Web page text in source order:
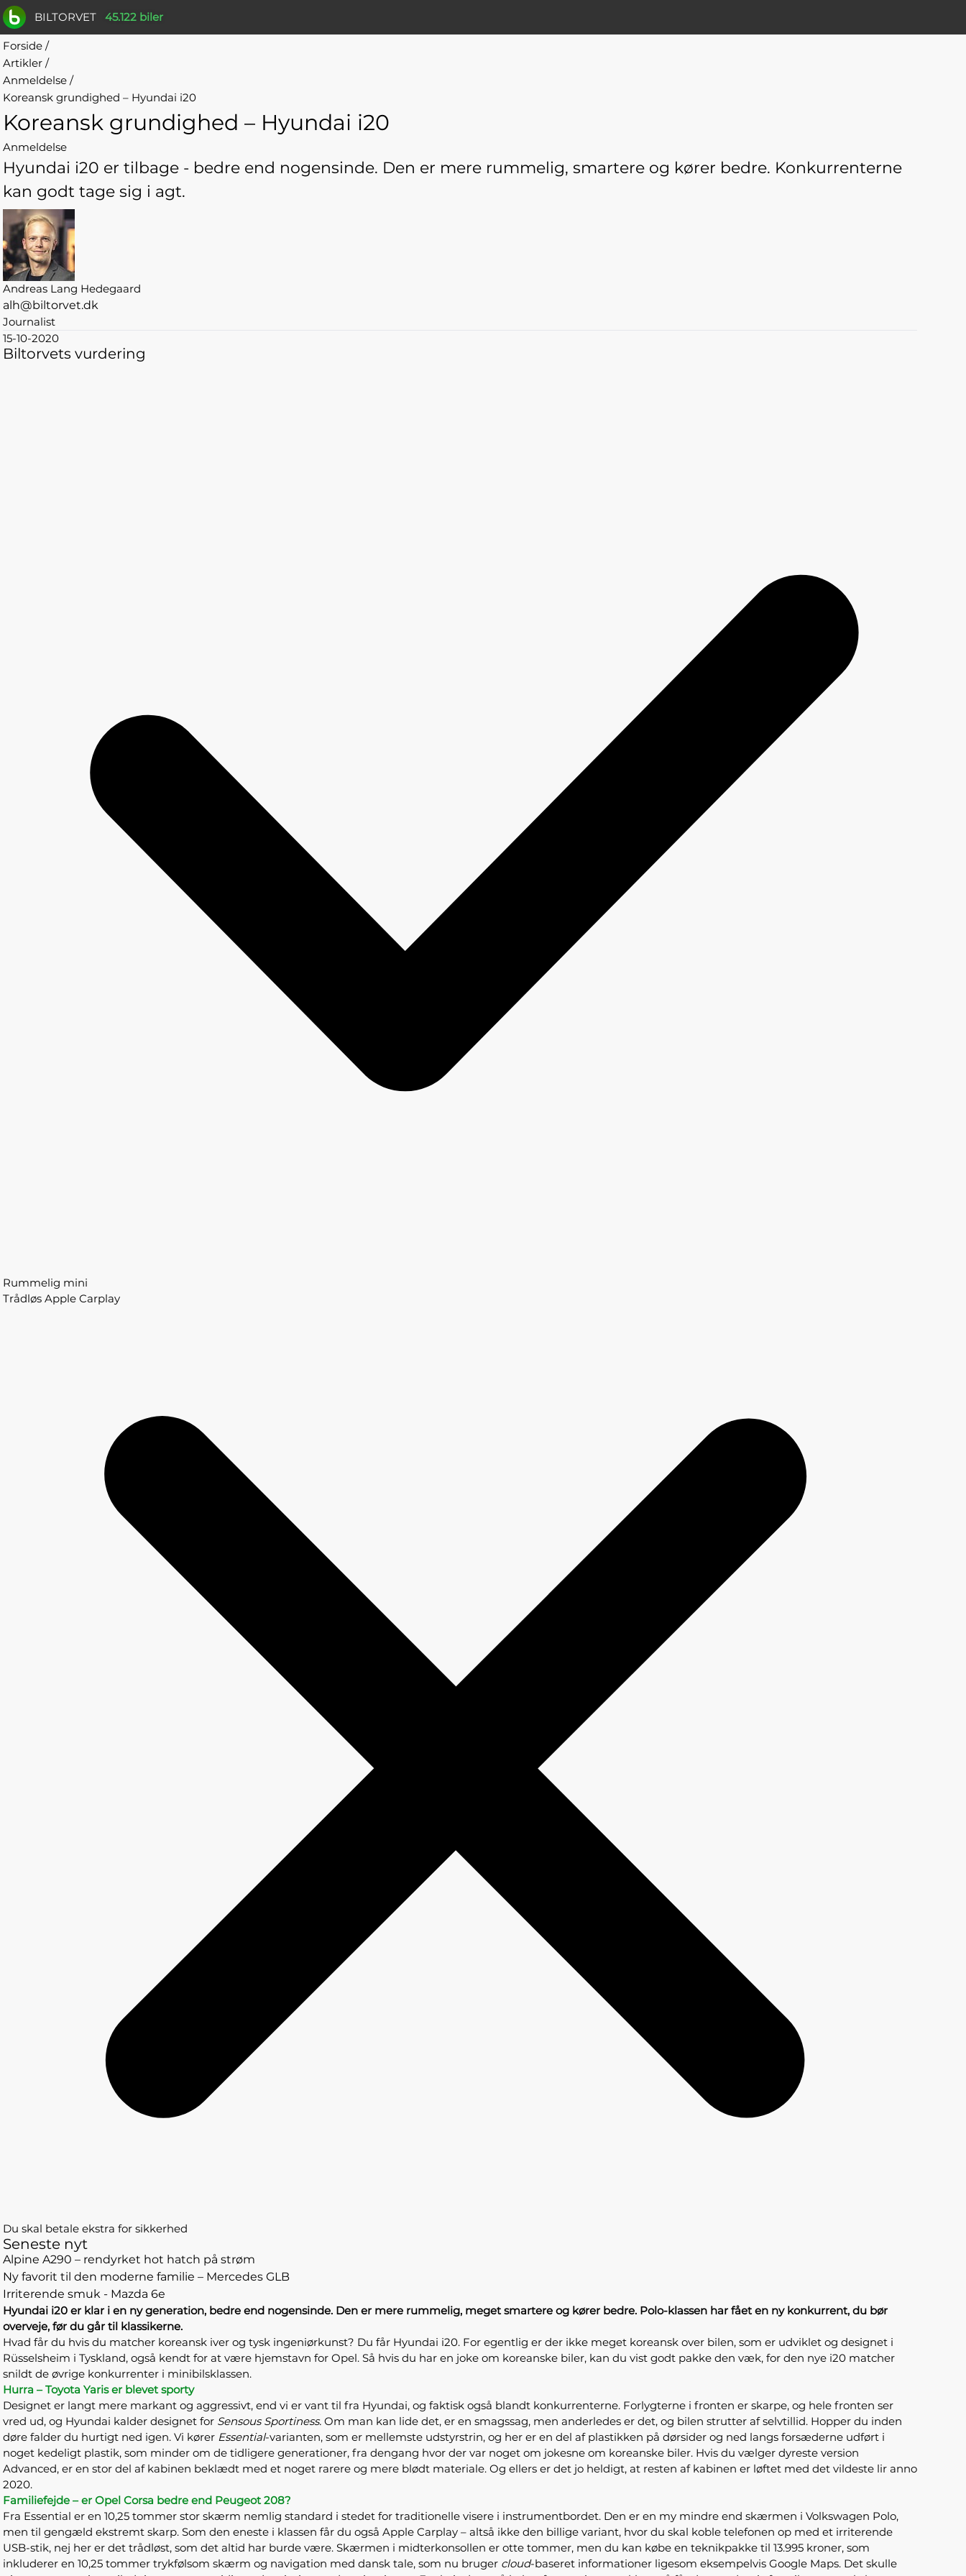
BILTORVET 45.122 biler
Forside /
Artikler /
Anmeldelse /
Koreansk grundighed – Hyundai i20
Koreansk grundighed – Hyundai i20
Anmeldelse
Hyundai i20 er tilbage - bedre end nogensinde. Den er mere rummelig, smartere og kører bedre. Konkurrenterne
kan godt tage sig i agt.
Andreas Lang Hedegaard
alh@biltorvet.dk
Journalist
15-10-2020
Biltorvets vurdering
Rummelig mini
Trådløs Apple Carplay
Du skal betale ekstra for sikkerhed
Seneste nyt
Alpine A290 – rendyrket hot hatch på strøm
Ny favorit til den moderne familie – Mercedes GLB
Irriterende smuk - Mazda 6e
Hyundai i20 er klar i en ny generation, bedre end nogensinde. Den er mere rummelig, meget smartere og kører bedre. Polo-klassen har fået en ny konkurrent, du bør
overveje, før du går til klassikerne.
Hvad får du hvis du matcher koreansk iver og tysk ingeniørkunst? Du får Hyundai i20. For egentlig er der ikke meget koreansk over bilen, som er udviklet og designet i
Rüsselsheim i Tyskland, også kendt for at være hjemstavn for Opel. Så hvis du har en joke om koreanske biler, kan du vist godt pakke den væk, for den nye i20 matcher
snildt de øvrige konkurrenter i minibilsklassen.
Hurra – Toyota Yaris er blevet sporty
Designet er langt mere markant og aggressivt, end vi er vant til fra Hyundai, og faktisk også blandt konkurrenterne. Forlygterne i fronten er skarpe, og hele fronten ser
vred ud, og Hyundai kalder designet for Sensous Sportiness. Om man kan lide det, er en smagssag, men anderledes er det, og bilen strutter af selvtillid. Hopper du inden
døre falder du hurtigt ned igen. Vi kører Essential-varianten, som er mellemste udstyrstrin, og her er en del af plastikken på dørsider og ned langs forsæderne udført i
noget kedeligt plastik, som minder om de tidligere generationer, fra dengang hvor der var noget om jokesne om koreanske biler. Hvis du vælger dyreste version
Advanced, er en stor del af kabinen beklædt med et noget rarere og mere blødt materiale. Og ellers er det jo heldigt, at resten af kabinen er løftet med det vildeste lir anno
2020.
Familiefejde – er Opel Corsa bedre end Peugeot 208?
Fra Essential er en 10,25 tommer stor skærm nemlig standard i stedet for traditionelle visere i instrumentbordet. Den er en my mindre end skærmen i Volkswagen Polo,
men til gengæld ekstremt skarp. Som den eneste i klassen får du også Apple Carplay – altså ikke den billige variant, hvor du skal koble telefonen op med et irriterende
USB-stik, nej her er det trådløst, som det altid har burde være. Skærmen i midterkonsollen er otte tommer, men du kan købe en teknikpakke til 13.995 kroner, som
inkluderer en 10,25 tommer trykfølsom skærm og navigation med dansk tale, som nu bruger cloud-baseret informationer ligesom eksempelvis Google Maps. Det skulle